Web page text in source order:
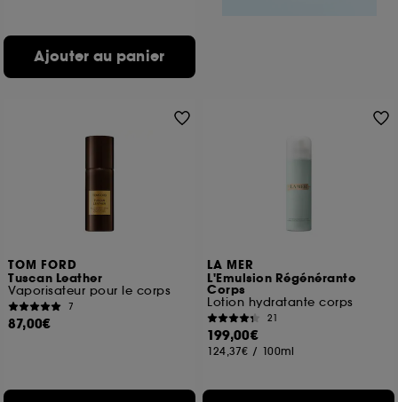
Ajouter au panier
TOM FORD
Tuscan Leather
Vaporisateur pour le corps
7
87,00€
LA MER
L'Emulsion Régénérante
Corps
Lotion hydratante corps
21
199,00€
124,37€ / 100ml